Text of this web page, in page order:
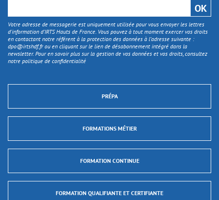
Votre adresse de messagerie est uniquement utilisée pour vous envoyer les lettres
d'information d’IRTS Hauts de France. Vous pouvez à tout moment exercer vos droits
en contactant notre référent à la protection des données à l’adresse suivante :
dpo@irtshdf.frou en cliquant sur le lien de désabonnement intégré dans la
newsletter. Pour en savoir plus sur la gestion de vos données et vos droits, consultez
notre politique de confidentialité
PRÉPA
FORMATIONS MÉTIER
FORMATION CONTINUE
FORMATION QUALIFIANTE ET CERTIFIANTE